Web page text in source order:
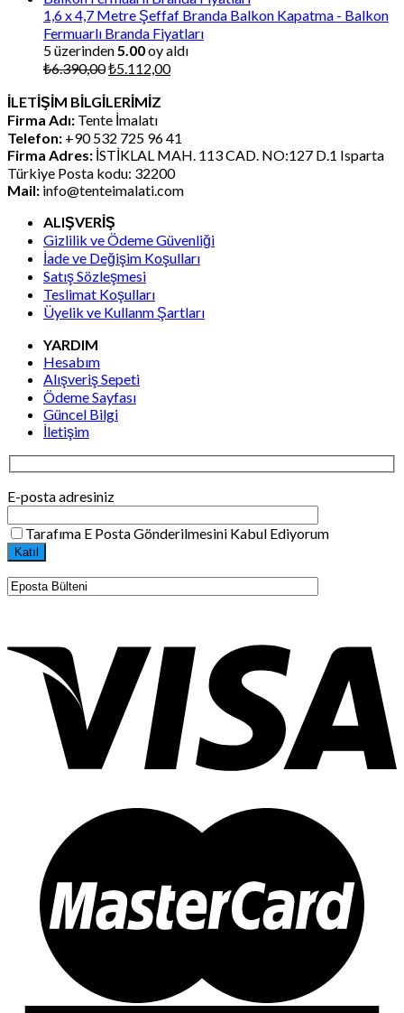
₺13.095,00.
1,6 x 4,7 Metre Şeffaf Branda Balkon Kapatma - Balkon
Fermuarlı Branda Fiyatları
5 üzerinden5.00oy aldı
₺6.390,00Orijinal
₺6.390,00.
₺5.112,00Şu
İLETİŞİM BİLGİLERİMİZ
Firma Adı: Tente İmalatı
Telefon: +90 532 725 96 41
Firma Adres: İSTİKLAL MAH. 113 CAD. NO:127 D.1 Isparta
Türkiye Posta kodu: 32200
Mail: info@tenteimalati.com
ALIŞVERİŞ
Gizlilik ve Ödeme Güvenliği
İade ve Değişim Koşulları
Satış Sözleşmesi
Teslimat Koşulları
Üyelik ve Kullanm Şartları
YARDIM
Hesabım
Alışveriş Sepeti
Ödeme Sayfası
Güncel Bilgi
İletişim
E-posta adresiniz
Tarafıma E Posta Gönderilmesini Kabul Ediyorum